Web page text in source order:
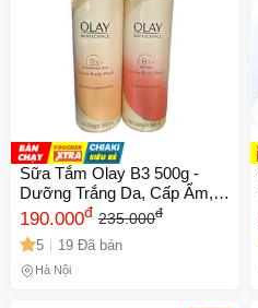
Sữa Tắm Olay B3 500g -
Dưỡng Trắng Da, Cấp Ẩm,
Phục Hồi Da Mềm Mịn Từ
Thai Lan
190.000đ 235.000đ
5 19 Đã bán
Hà Nội